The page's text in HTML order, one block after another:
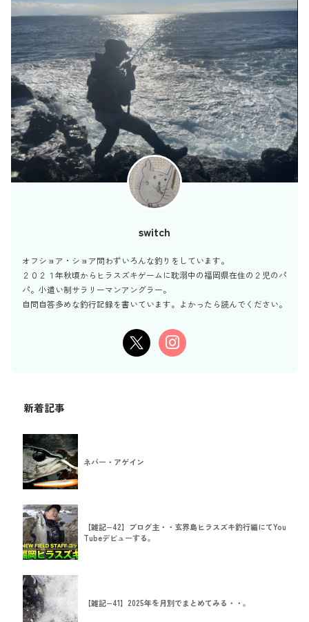
switch
オフショア・ショア問わずいろんな釣りをしています。
２０２１年秋頃からヒラスズキゲームに耽溺中の福岡県在住の２児のパ
パ。小遣い制サラリーマンアングラー。
自問自答多めな釣行記録を書いています。よかったら読んでください。
新着記事
ネバー・アゲイン
【雑記−42】ブログ主・・玄界島ヒラスズキ釣行編にてYou
Tubeデビューする。
【雑記−41】2025年を月別でまとめてみる・・。